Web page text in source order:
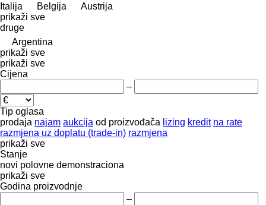
Italija
Belgija
Austrija
prikaži sve
druge
Argentina
prikaži sve
prikaži sve
Cijena
–
Tip oglasa
prodaja najam aukcija od proizvođača lizing kredit na rate
razmjena uz doplatu (trade-in) razmjena
prikaži sve
Stanje
novi polovne demonstraciona
prikaži sve
Godina proizvodnje
–